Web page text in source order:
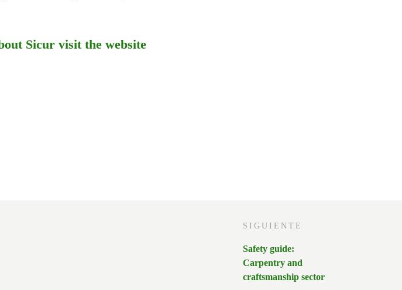
Sicur visit the website
SIGUIENTE
Safety guide:
Carpentry and
craftsmanship sector